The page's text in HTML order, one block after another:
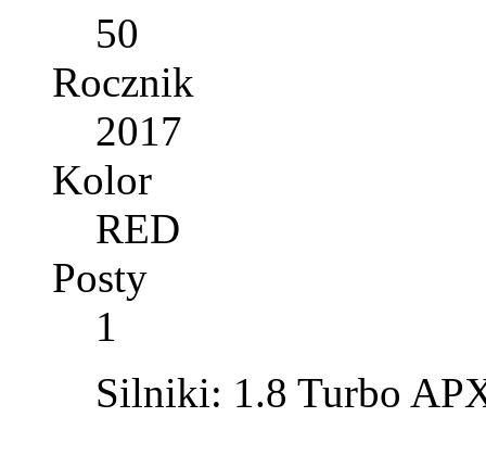
50
Rocznik
2017
Kolor
RED
Posty
1
Silniki: 1.8 Turbo